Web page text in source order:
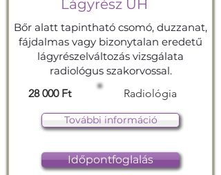
Lágyrész UH
Bőr alatt tapintható csomó, duzzanat,
fájdalmas vagy bizonytalan eredetű
lágyrészelváltozás vizsgálata
radiológus szakorvossal.
28 000 Ft
Radiológia
További információ
Időpontfoglalás